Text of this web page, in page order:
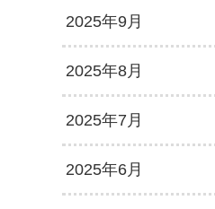
2025年9月
2025年8月
2025年7月
2025年6月